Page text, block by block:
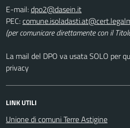
E-mail:
PEC:
(per comunicare direttamente con il
La mail del DPO va usata SOLO per
privacy
LINK UTILI
Unione di comuni Terre Astigine